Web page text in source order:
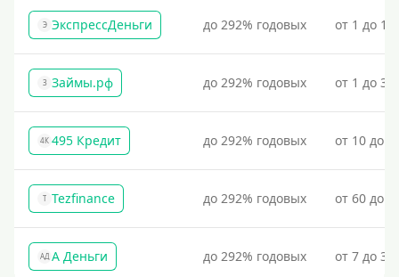
Э ЭкспрессДеньги до 292% годовых от 1 до
З Займы.рф до 292% годовых от 1 до
4К 495 Кредит до 292% годовых от 10 до
T Tezfinance до 292% годовых от 60 до
АД А Деньги до 292% годовых от 7 до